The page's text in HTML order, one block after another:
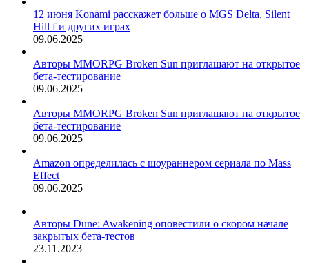
12 июня Konami расскажет больше о MGS Delta, Silent
Hill f и других играх
09.06.2025
Авторы MMORPG Broken Sun приглашают на открытое
бета-тестирование
09.06.2025
Авторы MMORPG Broken Sun приглашают на открытое
бета-тестирование
09.06.2025
Amazon определилась с шоураннером сериала по Mass
Effect
09.06.2025
Авторы Dune: Awakening оповестили о скором начале
закрытых бета-тестов
23.11.2023